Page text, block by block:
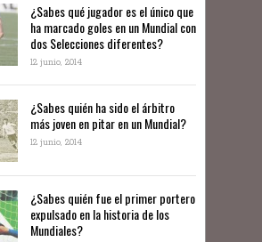
¿Sabes qué jugador es el único que
ha marcado goles en un Mundial con
dos Selecciones diferentes?
12 junio, 2014
¿Sabes quién ha sido el árbitro
más joven en pitar en un Mundial?
12 junio, 2014
¿Sabes quién fue el primer portero
expulsado en la historia de los
Mundiales?